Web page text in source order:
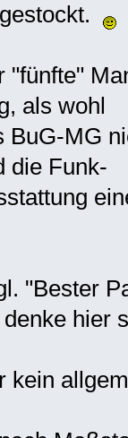
"fünfte"
als wohl
BuG-MG
die Funk-
"Bester
denke hier
kein